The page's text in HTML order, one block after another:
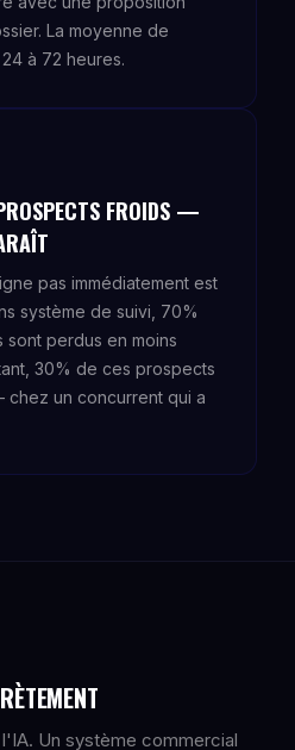
La moyenne de
à 72 heures.
FROIDS —
pas immédiatement est
système de suivi, 70%
sont perdus en moins
30% de ces prospects
un concurrent qui a
Un système commercial